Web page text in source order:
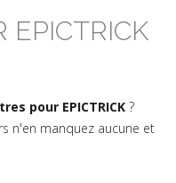
EPICTRICK
pour EPICTRICK ?
n'en manquez aucune et